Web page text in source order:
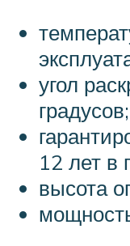
угол
градусов;
12 лет в
высота